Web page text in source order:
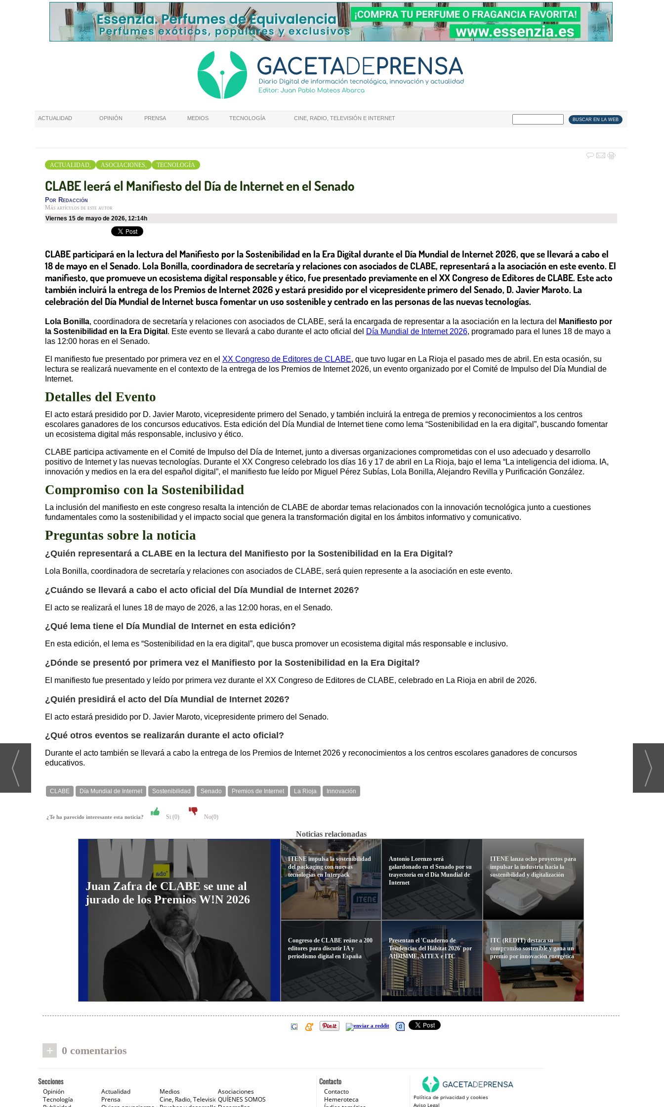
ACTUALIDAD OPINIÓN PRENSA MEDIOS TECNOLOGÍA CINE, RADIO, TELEVISIÓN E INTERNET
ACTUALIDAD, ASOCIACIONES, TECNOLOGÍA
CLABE leerá el Manifiesto del Día de Internet en el Senado
Por Redacción
Más artículos de este autor
viernes 15 de mayo de 2026, 12:14h
CLABE participará en la lectura del Manifiesto por la Sostenibilidad en la Era Digital durante el Día Mundial de Internet 2026, que se llevará a cabo el
18 de mayo en el Senado. Lola Bonilla, coordinadora de secretaría y relaciones con asociados de CLABE, representará a la asociación en este evento. El
manifiesto, que promueve un ecosistema digital responsable y ético, fue presentado previamente en el XX Congreso de Editores de CLABE. Este acto
también incluirá la entrega de los Premios de Internet 2026 y estará presidido por el vicepresidente primero del Senado, D. Javier Maroto. La
celebración del Día Mundial de Internet busca fomentar un uso sostenible y centrado en las personas de las nuevas tecnologías.
Lola Bonilla, coordinadora de secretaría y relaciones con asociados de CLABE, será la encargada de representar a la asociación en la lectura del
Manifiesto por
la Sostenibilidad en la Era Digital . Este evento se llevará a cabo durante el acto oficial del Día Mundial de Internet 2026, programado para el lunes 18 de mayo a
las 12:00 horas en el Senado.
El manifiesto fue presentado por primera vez en el XX Congreso de Editores de CLABE, que tuvo lugar en La Rioja el pasado mes de abril. En esta ocasión, su
lectura se realizará nuevamente en el contexto de la entrega de los Premios de Internet 2026, un evento organizado por el Comité de Impulso del Día Mundial de
Internet.
Detalles del Evento
El acto estará presidido por D. Javier Maroto, vicepresidente primero del Senado, y también incluirá la entrega de premios y reconocimientos a los centros
escolares ganadores de los concursos educativos. Esta edición del Día Mundial de Internet tiene como lema “Sostenibilidad en la era digital”, buscando fomentar
un ecosistema digital más responsable, inclusivo y ético.
CLABE participa activamente en el Comité de Impulso del Día de Internet, junto a diversas organizaciones comprometidas con el uso adecuado y desarrollo
positivo de Internet y las nuevas tecnologías. Durante el XX Congreso celebrado los días 16 y 17 de abril en La Rioja, bajo el lema “La inteligencia del idioma. IA,
innovación y medios en la era del español digital”, el manifiesto fue leído por Miguel Pérez Subías, Lola Bonilla, Alejandro Revilla y Purificación González.
Compromiso con la Sostenibilidad
La inclusión del manifiesto en este congreso resalta la intención de CLABE de abordar temas relacionados con la innovación tecnológica junto a cuestiones
fundamentales como la sostenibilidad y el impacto social que genera la transformación digital en los ámbitos informativo y comunicativo.
Preguntas sobre la noticia
¿Quién representará a CLABE en la lectura del Manifiesto por la Sostenibilidad en la Era Digital?
Lola Bonilla, coordinadora de secretaría y relaciones con asociados de CLABE, será quien represente a la asociación en este evento.
¿Cuándo se llevará a cabo el acto oficial del Día Mundial de Internet 2026?
El acto se realizará el lunes 18 de mayo de 2026, a las 12:00 horas, en el Senado.
¿Qué lema tiene el Día Mundial de Internet en esta edición?
En esta edición, el lema es “Sostenibilidad en la era digital”, que busca promover un ecosistema digital más responsable e inclusivo.
¿Dónde se presentó por primera vez el Manifiesto por la Sostenibilidad en la Era Digital?
El manifiesto fue presentado y leído por primera vez durante el XX Congreso de Editores de CLABE, celebrado en La Rioja en abril de 2026.
¿Quién presidirá el acto del Día Mundial de Internet 2026?
El acto estará presidido por D. Javier Maroto, vicepresidente primero del Senado.
¿Qué otros eventos se realizarán durante el acto oficial?
Durante el acto también se llevará a cabo la entrega de los Premios de Internet 2026 y reconocimientos a los centros escolares ganadores de concursos
educativos.
CLABE Día Mundial de Internet Sostenibilidad Senado Premios de Internet La Rioja Innovación
¿Te ha parecido interesante esta noticia? Si (0) No(0)
Noticias relacionadas
Juan Zafra de CLABE se une al
jurado de los Premios W!N 2026
ITENE impulsa la sostenibilidad
del packaging con nuevas
tecnologías en Interpack
Congreso de CLABE reúne a 200
editores para discutir IA y
periodismo digital en España
Antonio Lorenzo será
galardonado en el Senado por su
trayectoria en el Día Mundial de
Internet
Presentan el 'Cuaderno de
Tendencias del Hábitat 2026' por
AIDIMME, AITEX e ITC
ITENE lanza ocho proyectos para
impulsar la industria hacia la
sostenibilidad y digitalización
ITC (REDIT) destaca su
compromiso sostenible y gana un
premio por innovación energética
+ 0 comentarios
Contacto
Contacto
Hemeroteca
Política de privacidad y cookies
Aviso Legal
Secciones
Opinión Actualidad Medios
Asociaciones
Tecnología
Prensa Cine, Radio, Televisión e Internet
QUÍENES SOMOS